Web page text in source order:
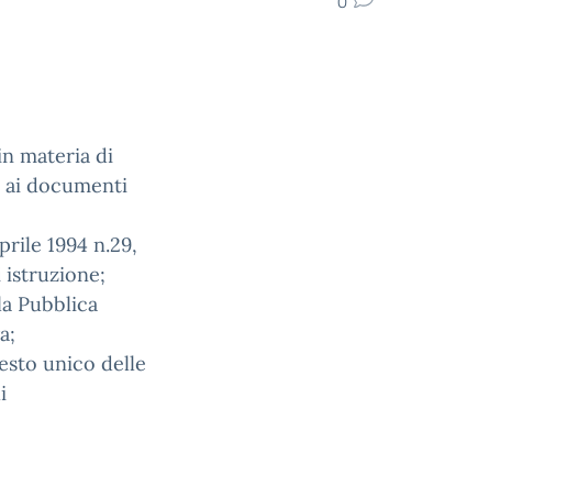
materia di
ai documenti
1994 n.29,
istruzione;
Pubblica
unico delle